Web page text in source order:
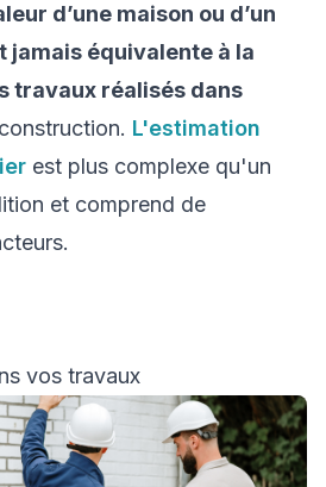
d’une maison ou d’un
jamais équivalente à la
travaux réalisés dans
L'estimation
est plus complexe qu'un
et comprend de
vos travaux